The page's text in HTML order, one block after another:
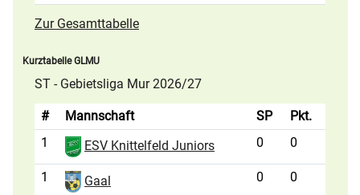
Zur Gesamttabelle
Kurztabelle GLMU
ST - Gebietsliga Mur 2026/27
# Mannschaft SP
Pkt.
1
ESV Knittelfeld Juniors 0 0
1 Gaal 0 0